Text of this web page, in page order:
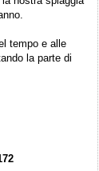
tempo e alle
la parte di